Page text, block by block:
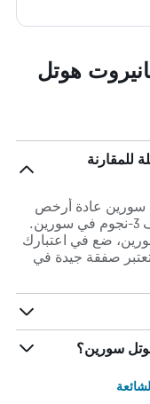
هوتل
للمقارنة
سورين عادة أرخص
بنسبة 57% عن المعدل لفنادق ذات تصنيف 3-نجوم في سورين.
ضع في اعتبارك
، والتي تعتبر صفقة جيدة في
سورين؟